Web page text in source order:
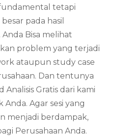
tetapi
pada hasil
Bisa melihat
problem yang terjadi
ataupun study case
Dan tentunya
Analisis Gratis dari kami
Agar sesi yang
menjadi berdampak,
Perusahaan Anda.